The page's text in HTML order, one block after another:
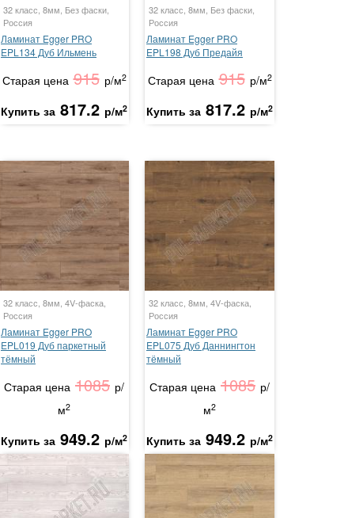
32 класс, 8мм, Без фаски,
Россия
Ламинат Egger PRO
EPL134 Дуб Ильмень
Старая цена 915 р/м2
Купить за 817.2 р/м2
32 класс, 8мм, Без фаски,
Россия
Ламинат Egger PRO
EPL198 Дуб Предайя
Старая цена 915 р/м2
Купить за 817.2 р/м2
32 класс, 8мм, 4V-фаска,
Россия
Ламинат Egger PRO
EPL019 Дуб паркетный
тёмный
Старая цена 1085 р/
м2
Купить за 949.2 р/м2
32 класс, 8мм, 4V-фаска,
Россия
Ламинат Egger PRO
EPL075 Дуб Даннингтон
тёмный
Старая цена 1085 р/
м2
Купить за 949.2 р/м2